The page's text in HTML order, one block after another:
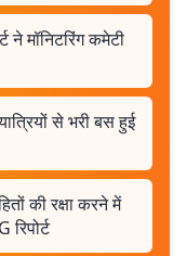
ने मॉनिटरिंग कमेटी
से भरी बस हुई
की रक्षा करने में